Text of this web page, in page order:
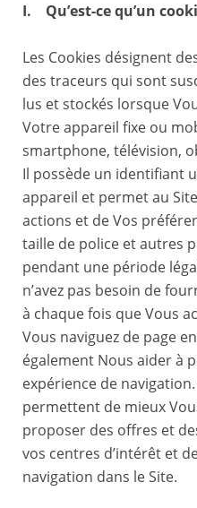
I. Qu’est-ce qu’un
Les Cookies désignent
des traceurs qui sont
lus et stockés lorsque
Votre appareil fixe ou
smartphone, télévision,
Il possède un identifiant
appareil et permet au
actions et de Vos
taille de police et autres
pendant une période
n’avez pas besoin de
à chaque fois que Vous
Vous naviguez de page
également Nous aider à
expérience de
permettent de mieux
proposer des offres et
vos centres d’intérêt et
navigation dans le Site.